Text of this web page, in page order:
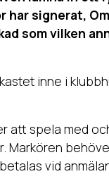
har signerat,
som vilken
inne i
att spela med
Markören
vid